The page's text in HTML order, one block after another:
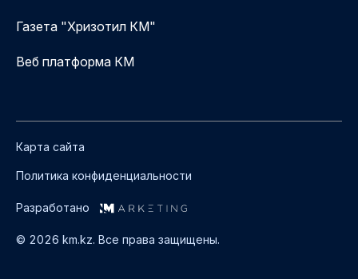
Газета "Хризотил КМ"
Веб платформа КМ
© 2026 km.kz. Все права защищены.
Карта сайта
Политика конфиденциальности
Разработано